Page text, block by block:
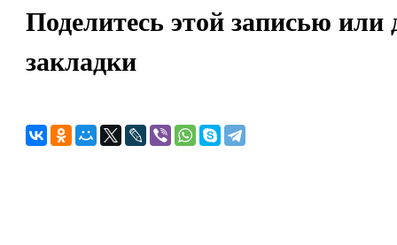
Поделитесь этой записью или
закладки